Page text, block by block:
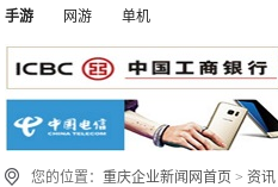
手游
网游 单机
您的位置：重庆企业新闻网首页 >资讯